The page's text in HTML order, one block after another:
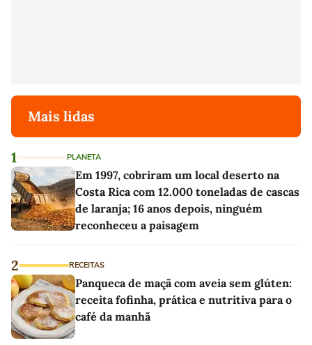
Mais lidas
1 PLANETA
Em 1997, cobriram um local deserto na
Costa Rica com 12.000 toneladas de cascas
de laranja; 16 anos depois, ninguém
reconheceu a paisagem
2 RECEITAS
Panqueca de maçã com aveia sem glúten:
receita fofinha, prática e nutritiva para o
café da manhã